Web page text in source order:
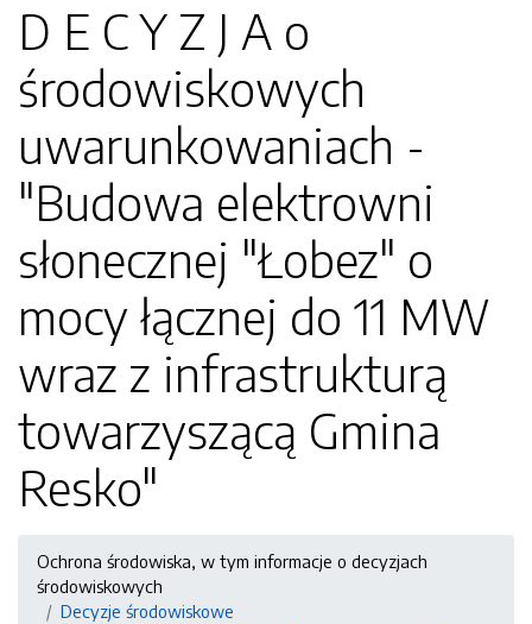
D E C Y Z J A o
środowiskowych
uwarunkowaniach -
"Budowa elektrowni
słonecznej "Łobez" o
mocy łącznej do 11 MW
wraz z infrastrukturą
towarzyszącą Gmina
Resko"
Ochrona środowiska, w tym informacje o decyzjach
środowiskowych
Decyzje środowiskowe